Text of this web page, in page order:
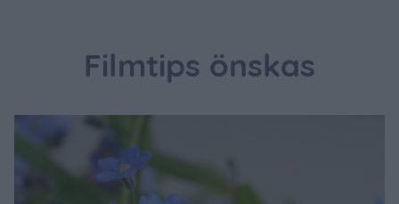
Filmtips önskas